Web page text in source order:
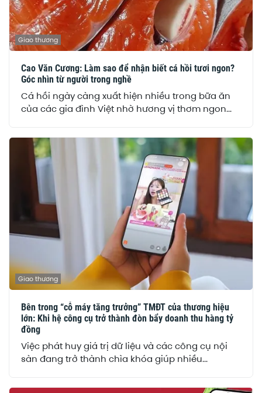
Giao thương
Cao Văn Cương: Làm sao để nhận biết cá hồi tươi ngon?
Góc nhìn từ người trong nghề
Cá hồi ngày càng xuất hiện nhiều trong bữa ăn
của các gia đình Việt nhờ hương vị thơm ngon...
Giao thương
Bên trong “cỗ máy tăng trưởng” TMĐT của thương hiệu
lớn: Khi hệ công cụ trở thành đòn bẩy doanh thu hàng tỷ
đồng
Việc phát huy giá trị dữ liệu và các công cụ nội
sàn đang trở thành chìa khóa giúp nhiều...